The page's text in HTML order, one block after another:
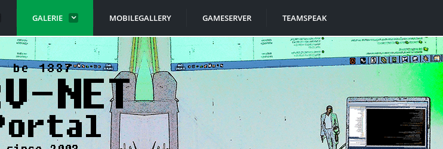
GALERIE MOBILEGALLERY GAMESERVER TEAMSPEAK